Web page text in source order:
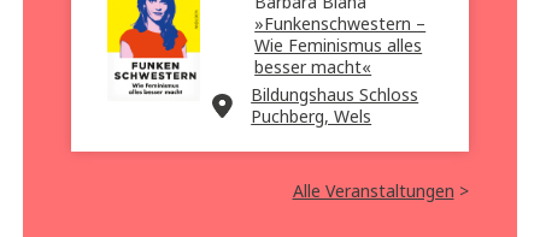
»Funkenschwestern –
Wie Feminismus alles
besser macht«
Bildungshaus Schloss
Puchberg, Wels
Alle Veranstaltungen >